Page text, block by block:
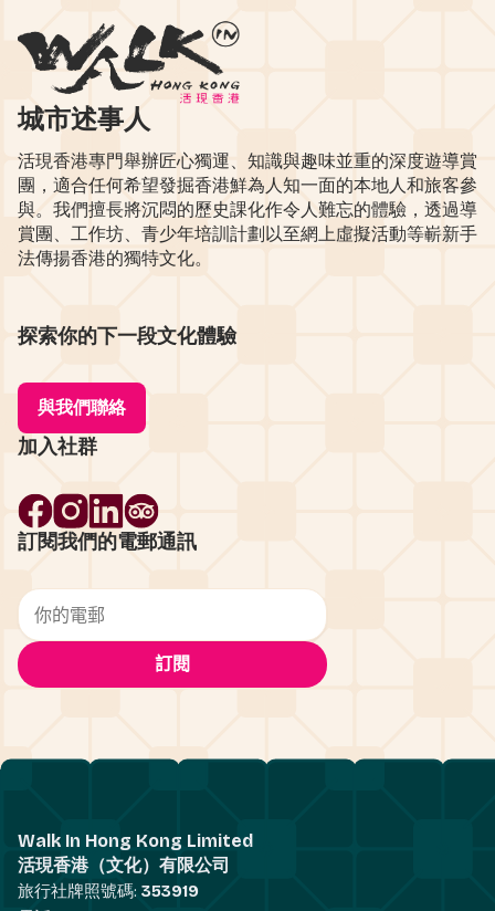
城市述事人
活現香港專門舉辦匠心獨運、知識與趣味並重的深度遊導賞
團，適合任何希望發掘香港鮮為人知一面的本地人和旅客參
與。我們擅長將沉悶的歷史課化作令人難忘的體驗，透過導
賞團、工作坊、青少年培訓計劃以至網上虛擬活動等嶄新手
法傳揚香港的獨特文化。
探索你的下一段文化體驗
與我們聯絡
加入社群
訂閱我們的電郵通訊
Walk In Hong Kong Limited
活現香港（文化）有限公司
旅行社牌照號碼: 353919